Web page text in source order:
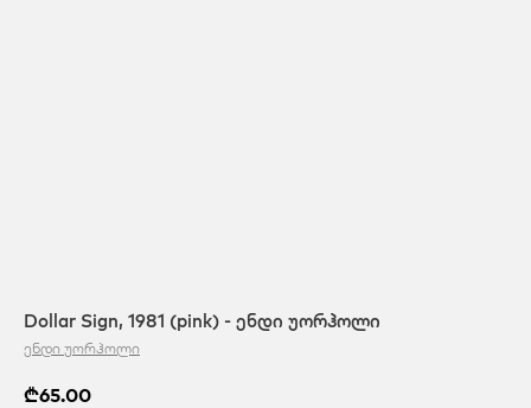
Dollar Sign, 1981 (pink) - ენდი უორჰოლი
ენდი უორჰოლი
₾65.00